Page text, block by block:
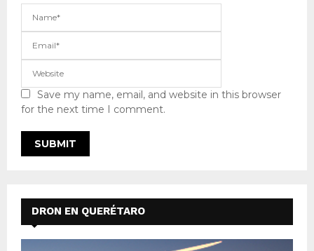
Save my name, email, and website in this browser
for the next time I comment.
DRON EN QUERÉTARO